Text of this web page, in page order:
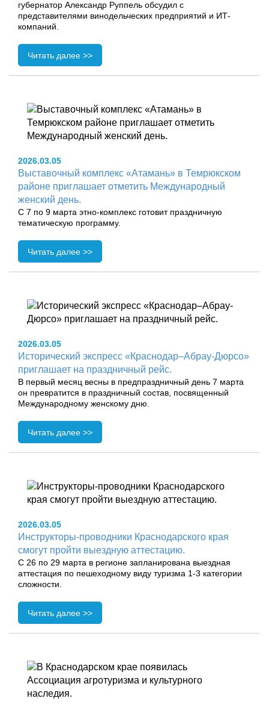
губернатор Александр Руппель обсудил с
представителями винодельческих предприятий и ИТ-
компаний.
Читать далее >>
2026.03.05
Выставочный комплекс «Атамань» в Темрюкском
районе приглашает отметить Международный
женский день.
С 7 по 9 марта этно‑комплекс готовит праздничную
тематическую программу.
Читать далее >>
2026.03.05
Исторический экспресс «Краснодар–Абрау-Дюрсо»
приглашает на праздничный рейс.
В первый месяц весны в предпраздничный день 7 марта
он превратится в праздничный состав, посвященный
Международному женскому дню.
Читать далее >>
2026.03.05
Инструкторы-проводники Краснодарского края
смогут пройти выездную аттестацию.
C 26 по 29 марта в регионе запланирована выездная
аттестация по пешеходному виду туризма 1-3 категории
сложности.
Читать далее >>